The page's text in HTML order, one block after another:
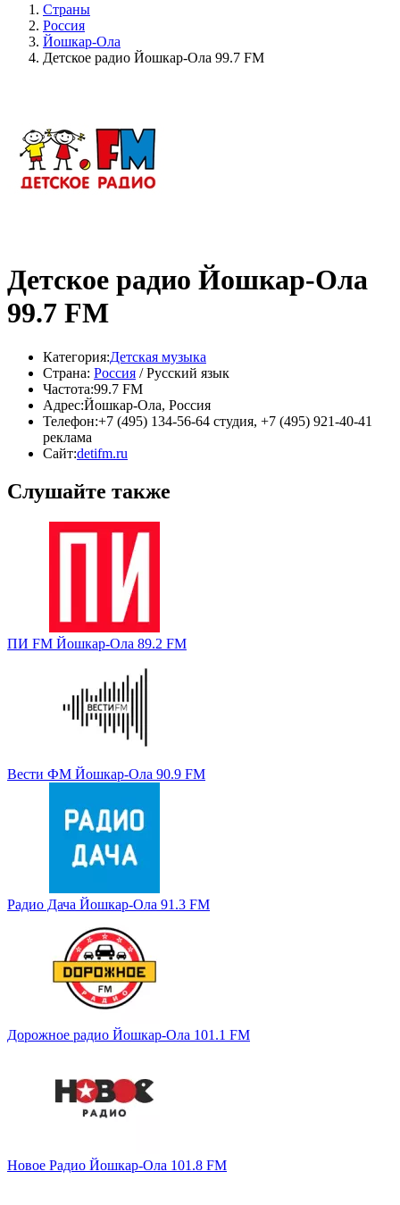
Страны
Россия
Йошкар-Ола
Детское радио Йошкар-Ола 99.7 FM
Детское радио Йошкар-Ола
99.7 FM
Категория:Детская музыка
Страна: Россия / Русский язык
Частота:99.7 FM
Адрес:Йошкар-Ола, Россия
Телефон:+7 (495) 134-56-64 студия, +7 (495) 921-40-41
реклама
Сайт:detifm.ru
Слушайте также
ПИ FM Йошкар-Ола 89.2 FM
Вести ФМ Йошкар-Ола 90.9 FM
Радио Дача Йошкар-Ола 91.3 FM
Дорожное радио Йошкар-Ола 101.1 FM
Новое Радио Йошкар-Ола 101.8 FM